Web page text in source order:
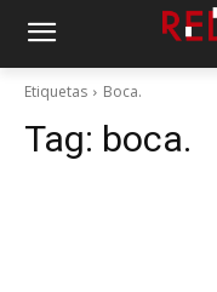
Etiquetas Boca.
Tag: boca.